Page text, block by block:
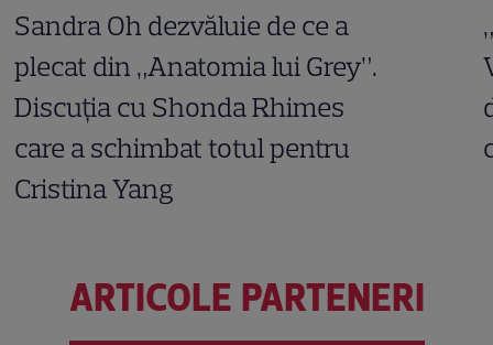
Sandra Oh dezvăluie de ce a
plecat din „Anatomia lui Grey”.
Discuția cu Shonda Rhimes
care a schimbat totul pentru
Cristina Yang
ARTICOLE PARTENERI